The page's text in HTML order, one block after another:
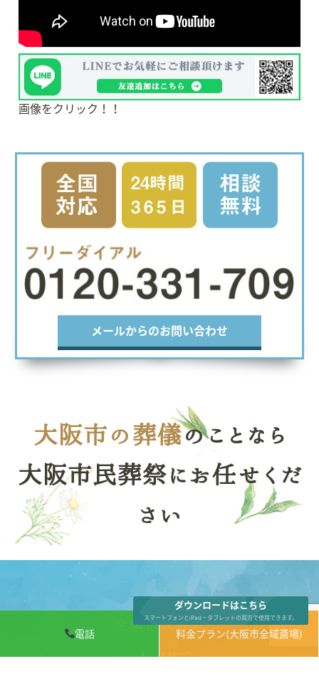
電話 料金プラン(大阪市全域斎場)
ダウンロードはこちら
スマートフォンとiPad・タブレットの両方で使用できます。
画像をクリック！！
メールからのお問い合わせ
大阪市の葬儀のことなら
大阪市民葬祭にお任せくだ
さい